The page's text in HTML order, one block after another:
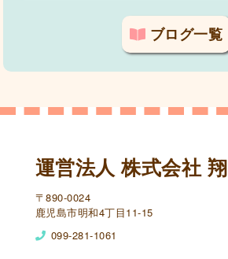
ブログ一覧
運営法人 株式会社 翔
〒890-0024
鹿児島市明和4丁目11-15
099-281-1061